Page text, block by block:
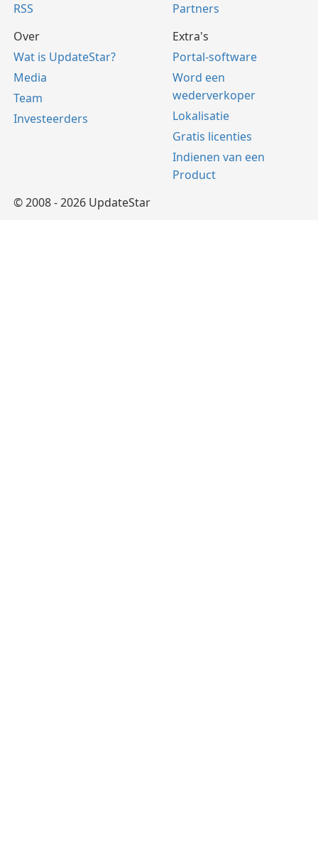
RSS
Partners
Over
Wat is UpdateStar?
Media
Team
Investeerders
Extra's
Portal-software
Word een
wederverkoper
Lokalisatie
Gratis licenties
Indienen van een
Product
© 2008 - 2026 UpdateStar